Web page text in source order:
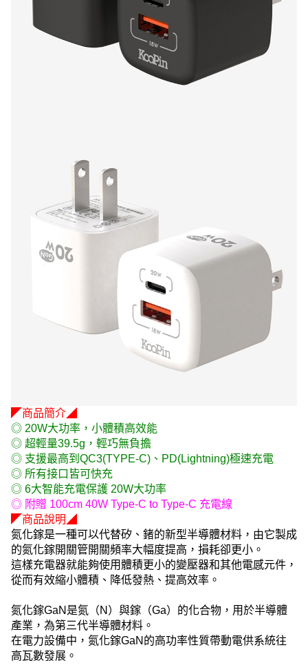
◤商品簡介◢
◎ 20W大功率，小體積高效能
◎ 超輕量39.5g，輕巧無負擔
◎ 支援最高到QC3(TYPE-C)、PD(Lightning)極速充電
◎ 所有接口皆可快充
◎ 6大智能充電保護 20W大功率
◎ 附贈 100cm 40W Type-C to Type-C 充電線
◤商品說明◢
氮化鎵是一種可以代替矽、鍺的新型半導體材料，由它製成
的氮化鎵開關管開關頻率大幅度提高，損耗卻更小。
這樣充電器就能夠使用體積更小的變壓器和其他電感元件，
從而有效縮小體積、降低發熱、提高效率。
氮化鎵GaN是氮（N）與鎵（Ga）的化合物，用於半導體
產業，為第三代半導體材料。
在電力設備中，氮化鎵GaN的高功率性質帶動電供系統往
高瓦數發展。